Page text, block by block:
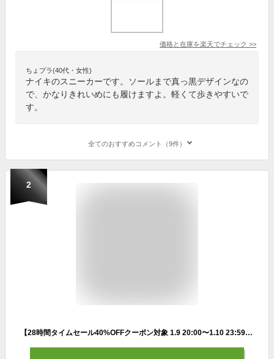
価格と在庫を楽天でチェック >>
ちょプラ(40代・女性)
ナイキのスニーカーです。ソールまで真っ黒デザインなの
で、かなりきれいめにも履けますよ。軽くて歩きやすいで
す。
全てのおすすめコメント（9件）
2
【28時間タイムセール40%OFFクーポン対象 1.9 20:00〜1.10 23:59】ナイキ エバノン LOW メンズシューズ NIKE シューズ ライフスタイル スニーカー Sportswear メンズ スポーツ カジュアル ローカット オールブラック 靴 アウトドア シンプル 24cm-33cm aq1775-003